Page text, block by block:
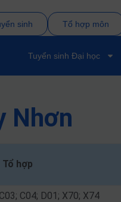
sinh Tổ hợp môn
Tuyển sinh Đại học
Nhơn
Tổ hợp
C04; D01; X70; X74